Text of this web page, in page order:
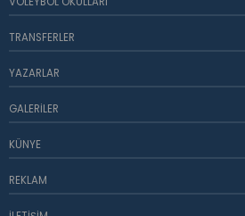
TRANSFERLER
YAZARLAR
GALERILER
KÜNYE
REKLAM